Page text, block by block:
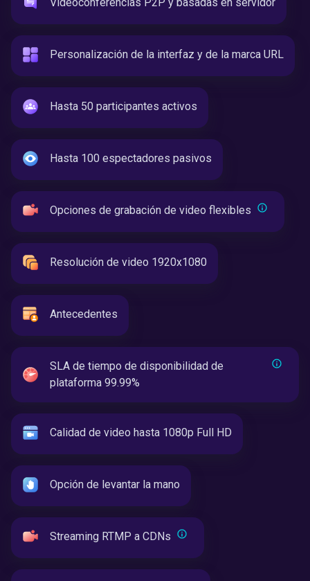
Personalización de la interfaz y de la marca URL
Hasta 50 participantes activos
Hasta 100 espectadores pasivos
Opciones de grabación de video flexibles
Resolución de video 1920x1080
Antecedentes
SLA de tiempo de disponibilidad de
plataforma 99.99%
Calidad de video hasta 1080p Full HD
Opción de levantar la mano
Streaming RTMP a CDNs